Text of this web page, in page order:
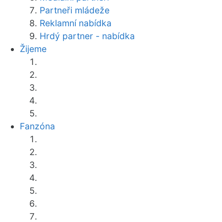
Partneři mládeže
Reklamní nabídka
Hrdý partner - nabídka
Žijeme
Fanzóna